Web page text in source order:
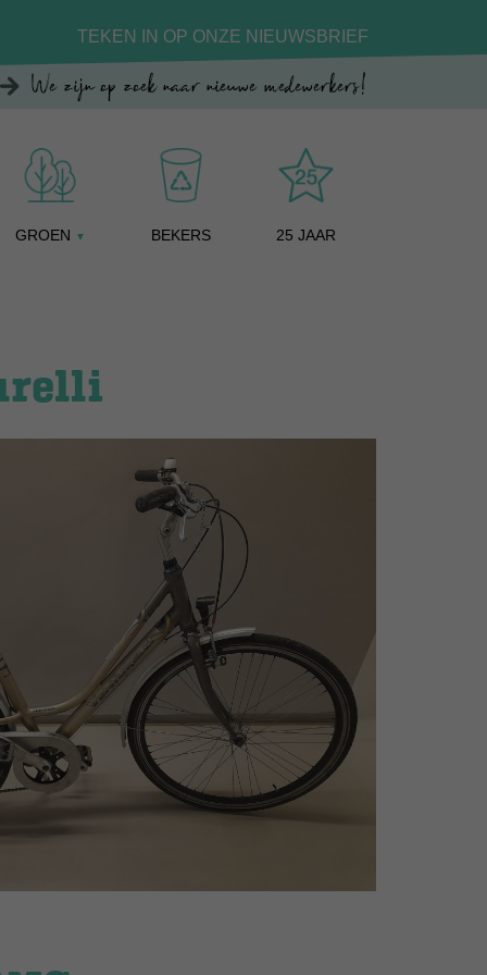
TEKEN IN OP ONZE NIEUWSBRIEF
We zijn op zoek naar nieuwe medewerkers!
GROEN ▼ BEKERS 25 JAAR